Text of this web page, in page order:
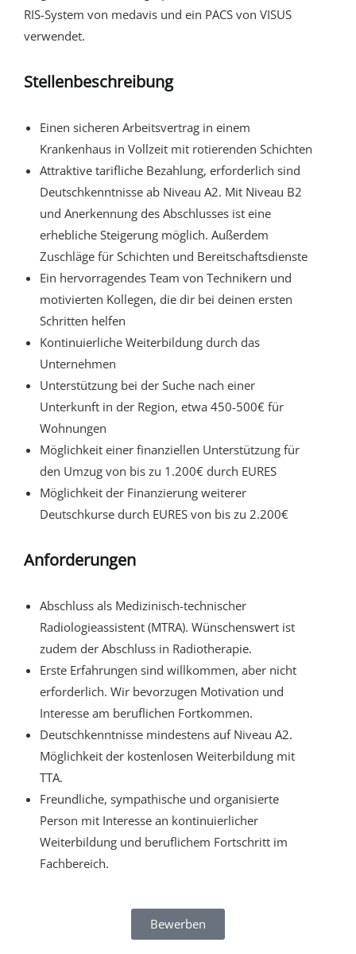
RIS-System von medavis und ein PACS von VISUS
verwendet.
Stellenbeschreibung
Einen sicheren Arbeitsvertrag in einem
Krankenhaus in Vollzeit mit rotierenden Schichten
Attraktive tarifliche Bezahlung, erforderlich sind
Deutschkenntnisse ab Niveau A2. Mit Niveau B2
und Anerkennung des Abschlusses ist eine
erhebliche Steigerung möglich. Außerdem
Zuschläge für Schichten und Bereitschaftsdienste
Ein hervorragendes Team von Technikern und
motivierten Kollegen, die dir bei deinen ersten
Schritten helfen
Kontinuierliche Weiterbildung durch das
Unternehmen
Unterstützung bei der Suche nach einer
Unterkunft in der Region, etwa 450-500€ für
Wohnungen
Möglichkeit einer finanziellen Unterstützung für
den Umzug von bis zu 1.200€ durch EURES
Möglichkeit der Finanzierung weiterer
Deutschkurse durch EURES von bis zu 2.200€
Anforderungen
Abschluss als Medizinisch-technischer
Radiologieassistent (MTRA). Wünschenswert ist
zudem der Abschluss in Radiotherapie.
Erste Erfahrungen sind willkommen, aber nicht
erforderlich. Wir bevorzugen Motivation und
Interesse am beruflichen Fortkommen.
Deutschkenntnisse mindestens auf Niveau A2.
Möglichkeit der kostenlosen Weiterbildung mit
TTA.
Freundliche, sympathische und organisierte
Person mit Interesse an kontinuierlicher
Weiterbildung und beruflichem Fortschritt im
Fachbereich.
Bewerben